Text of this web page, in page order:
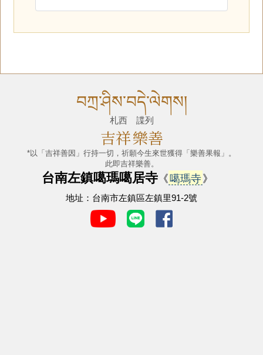
བཀྲ་ཤིས་བདེ་ལེགས།
札西 諜列
吉祥樂善
*以「吉祥善因」行持一切，祈願今生來世獲得「樂善果報」。
此即吉祥樂善。
台南左鎮噶瑪噶居寺《噶瑪寺 》
地址：台南市左鎮區左鎮里91-2號